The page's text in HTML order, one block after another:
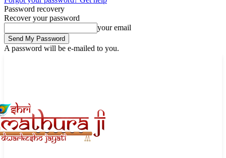
Password recovery
Recover your password
your email
A password will be e-mailed to you.